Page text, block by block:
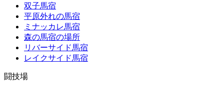
双子馬宿
平原外れの馬宿
ミナッカレ馬宿
森の馬宿の場所
リバーサイド馬宿
レイクサイド馬宿
闘技場